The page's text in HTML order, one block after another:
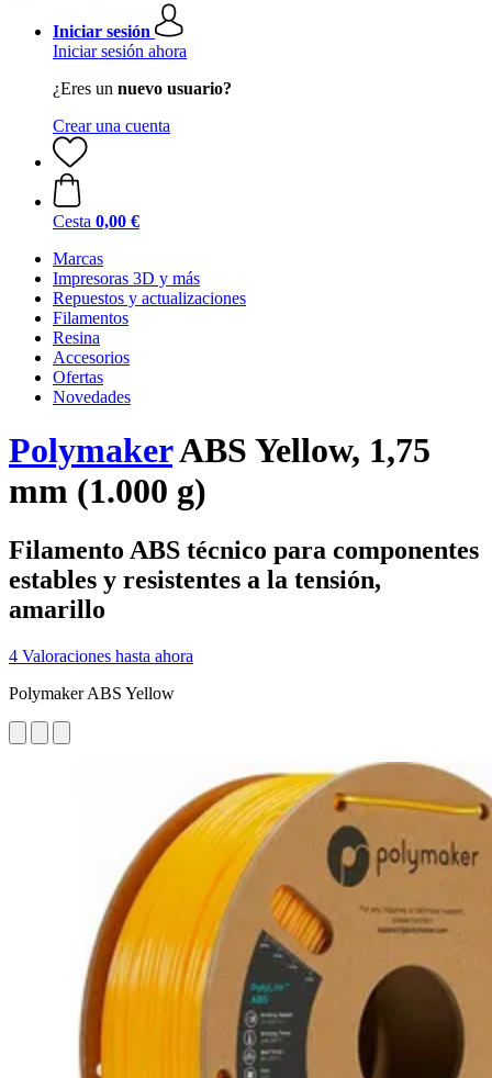
Iniciar sesión
Iniciar sesión ahora
¿Eres un nuevo usuario?
Crear una cuenta
Cesta 0,00 €
Marcas
Impresoras 3D y más
Repuestos y actualizaciones
Filamentos
Resina
Accesorios
Ofertas
Novedades
PolymakerABS Yellow, 1,75
mm (1.000 g)
Filamento ABS técnico para componentes
estables y resistentes a la tensión,
amarillo
4 Valoraciones hasta ahora
Polymaker ABS Yellow